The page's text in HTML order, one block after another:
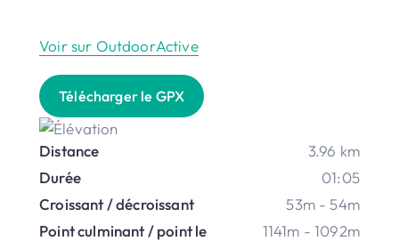
Voir sur OutdoorActive
Télécharger le GPX
Distance
3.96 km
Durée
01:05
Croissant / décroissant
53m - 54m
Point culminant / point le
1141m - 1092m